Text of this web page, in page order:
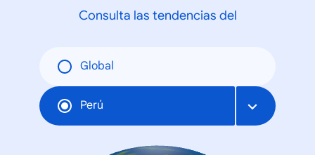
Consulta las tendencias del
Global
Perú